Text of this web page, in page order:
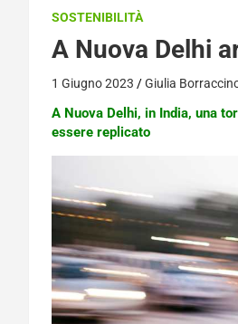
SOSTENIBILITÀ
A Nuova Delhi
1 Giugno 2023 Giulia
A Nuova Delhi, in India, una
essere replicato